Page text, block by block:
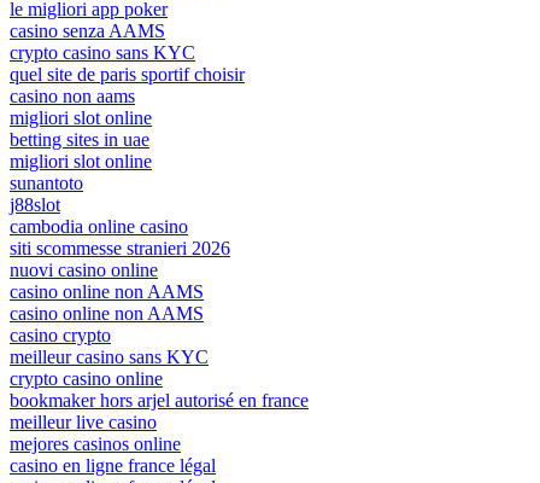
le migliori app poker
casino senza AAMS
crypto casino sans KYC
quel site de paris sportif choisir
casino non aams
migliori slot online
betting sites in uae
migliori slot online
sunantoto
j88slot
cambodia online casino
siti scommesse stranieri 2026
nuovi casino online
casino online non AAMS
casino online non AAMS
casino crypto
meilleur casino sans KYC
crypto casino online
bookmaker hors arjel autorisé en france
meilleur live casino
mejores casinos online
casino en ligne france légal